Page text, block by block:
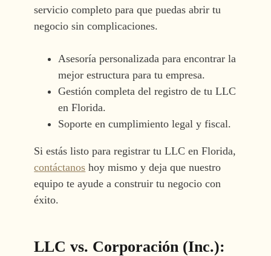
servicio completo para que puedas abrir tu
negocio sin complicaciones.
Asesoría personalizada para encontrar la
mejor estructura para tu empresa.
Gestión completa del registro de tu LLC
en Florida.
Soporte en cumplimiento legal y fiscal.
Si estás listo para registrar tu LLC en Florida,
contáctanos hoy mismo y deja que nuestro
equipo te ayude a construir tu negocio con
éxito.
LLC vs. Corporación (Inc.):